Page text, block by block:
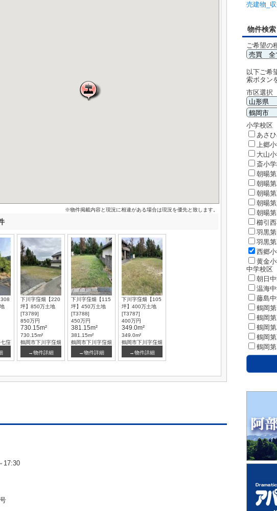
※物件掲載内容と現況に相違がある場合は現況を優先と致します。
窪
下川字窪畑【220
坪】850万土地
[T3789]
850万円
730.15m²
730.15m²
鶴岡市下川字窪畑
→物件詳細
下川字窪畑【115
坪】450万土地
[T3788]
450万円
381.15m²
381.15m²
鶴岡市下川字窪畑
→物件詳細
下川字窪畑【105
坪】400万土地
[T3787]
400万円
349.0m²
349.0m²
鶴岡市下川字窪畑
→物件詳細
17:30
売建物_
物件検索
ご希望の
以下ご希
索ボタン
市区選択
小学校区
あさ
上郷
大山
斎小
朝暘
朝暘
朝暘
朝暘
朝暘
櫛引
羽黒
羽黒
西郷
黄金
中学校区
朝日
温海
藤島
鶴岡
鶴岡
鶴岡
鶴岡
鶴岡